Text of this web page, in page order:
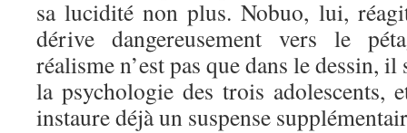
sa lucidité non plus. Nobuo, lui,
dérive dangereusement vers le
réalisme n’est pas que dans le dessin, il
la psychologie des trois adolescents,
instaure déjà un suspense